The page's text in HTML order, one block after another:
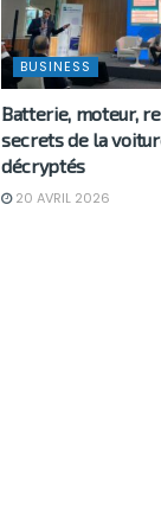
BUSINESS
Batterie, moteur,
secrets de la
décryptés
20 AVRIL 2026